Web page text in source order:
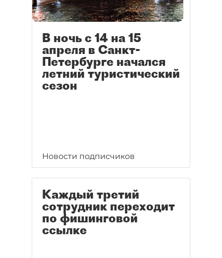
В ночь с 14 на 15
апреля в Санкт-
Петербурге начался
летний туристический
сезон
Новости подписчиков
Каждый третий
сотрудник переходит
по фишинговой
ссылке